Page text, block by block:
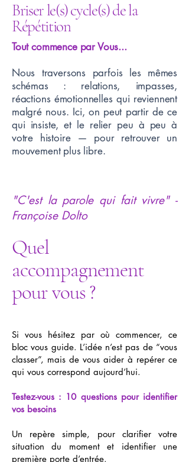
Briser le(s) cycle(s) de la
Répétition
Tout commence par Vous...
Nous traversons parfois les mêmes
schémas : relations, impasses,
réactions émotionnelles qui reviennent
malgré nous. Ici, on peut partir de ce
qui insiste, et le relier peu à peu à
votre histoire — pour retrouver un
mouvement plus libre.
"C'est la parole qui fait vivre" -
Françoise Dolto
Quel
accompagnement
pour vous ?
Si vous hésitez par où commencer, ce
bloc vous guide. L’idée n’est pas de “vous
classer”, mais de vous aider à repérer ce
qui vous correspond aujourd’hui.
Testez-vous : 10 questions pour identifier
vos besoins
Un repère simple, pour clarifier votre
situation du moment et identifier une
première porte d’entrée.